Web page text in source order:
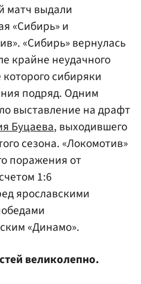
матч выдали
«Сибирь» и
«Сибирь» вернулась
крайне неудачного
которого сибиряки
подряд. Одним
выставление на драфт
Буцаева, выходившего
сезона. «Локомотив»
поражения от
1:6
ярославскими
«Динамо».
великолепно.